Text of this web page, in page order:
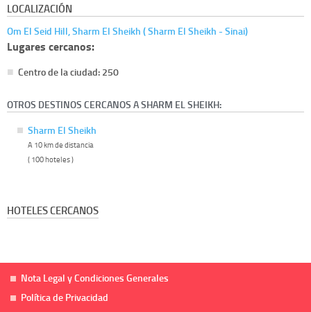
LOCALIZACIÓN
Om El Seid Hill, Sharm El Sheikh ( Sharm El Sheikh - Sinai)
Lugares cercanos:
Centro de la ciudad: 250
OTROS DESTINOS CERCANOS A SHARM EL SHEIKH:
Sharm El Sheikh
A 10 km de distancia
( 100 hoteles )
HOTELES CERCANOS
Nota Legal y Condiciones Generales
Política de Privacidad